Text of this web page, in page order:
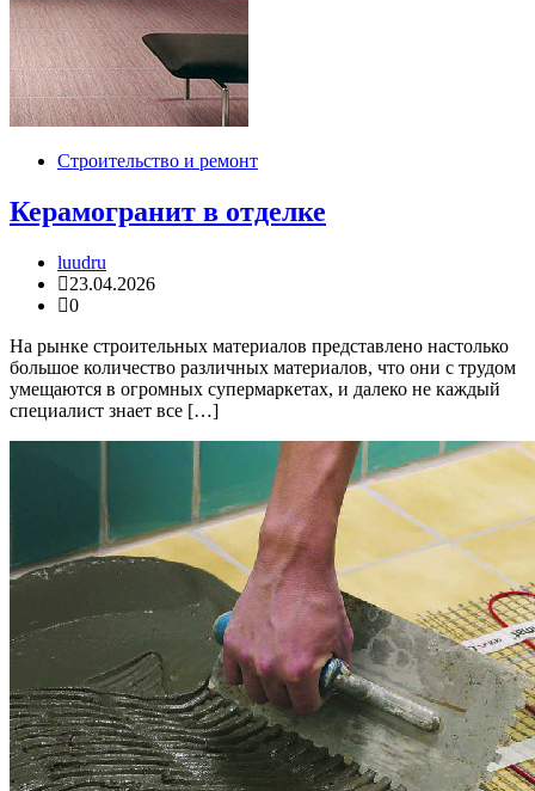
Строительство и ремонт
Керамогранит в отделке
luudru
23.04.2026
0
На рынке строительных материалов представлено настолько
большое количество различных материалов, что они с трудом
умещаются в огромных супермаркетах, и далеко не каждый
специалист знает все […]